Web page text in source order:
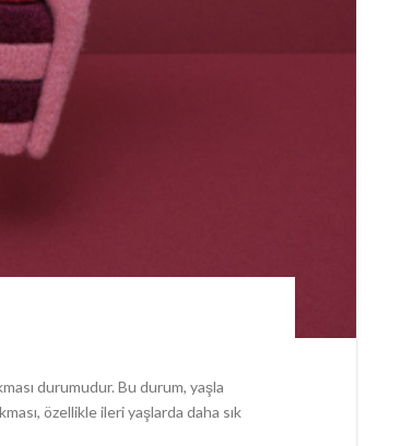
durumudur. Bu durum, yaşla
özellikle ileri yaşlarda daha sık